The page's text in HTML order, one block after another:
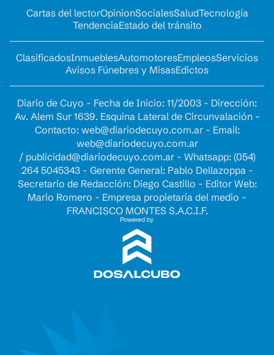
Cartas del lectorOpinionSocialesSaludTecnología
TendenciaEstado del tránsito
ClasificadosInmueblesAutomotoresEmpleosServicios
Avisos Fúnebres y MisasEdictos
Diario de Cuyo - Fecha de Inicio: 11/2003 - Dirección:
Av. Alem Sur 1639. Esquina Lateral de Circunvalación -
Contacto: web@diariodecuyo.com.ar- Email:
web@diariodecuyo.com.ar
/ publicidad@diariodecuyo.com.ar- Whatsapp: (054)
264 5045343 - Gerente General: Pablo Dellazoppa -
Secretario de Redacción: Diego Castillo - Editor Web:
Mario Romero - Empresa propietaria del medio -
FRANCISCO MONTES S.A.C.I.F.